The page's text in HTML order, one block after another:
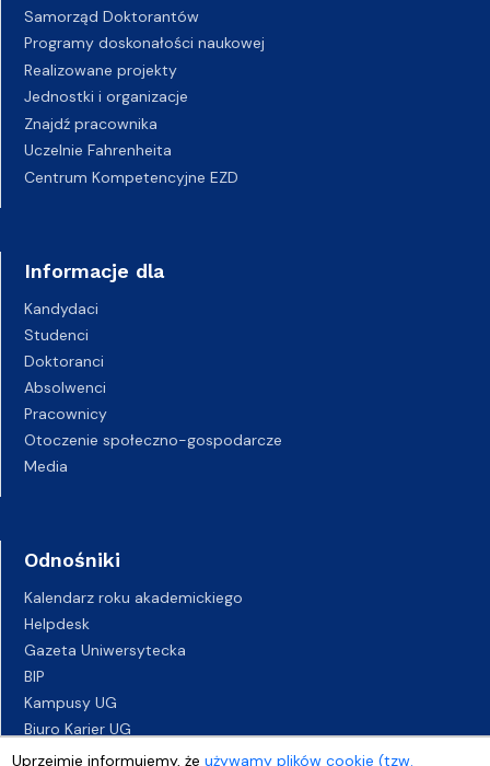
Uprzejmie informujemy, żeużywamy plików cookie (tzw.
Samorząd Doktorantów
Programy doskonałości naukowej
Realizowane projekty
Jednostki i organizacje
Znajdź pracownika
Uczelnie Fahrenheita
Centrum Kompetencyjne EZD
Informacje dla
Kandydaci
Studenci
Doktoranci
Absolwenci
Pracownicy
Otoczenie społeczno-gospodarcze
Media
Odnośniki
Kalendarz roku akademickiego
Helpdesk
Gazeta Uniwersytecka
BIP
Kampusy UG
Biuro Karier UG
Oferty pracy